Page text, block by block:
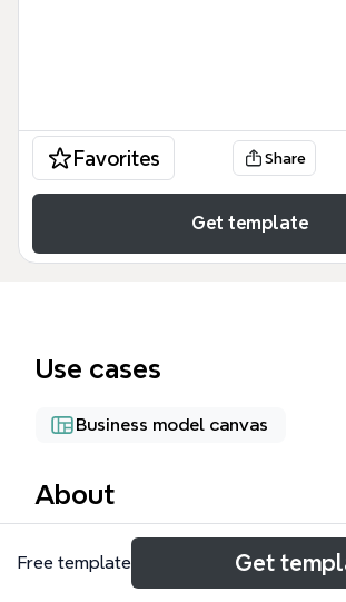
Favorites Share
Get template
Use cases
Business model canvas
About
El mapa mental 'Multiplicar' es una
Xmind diseñada para consultores y
Free template Get